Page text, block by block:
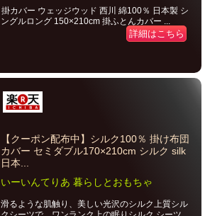
掛カバー ウェッジウッド 西川 綿100％ 日本製 シ
ングルロング 150×210cm 掛ふとんカバー ...
詳細はこちら
【クーポン配布中】シルク100％ 掛け布団
カバー セミダブル170×210cm シルク silk
日本...
いーいんてりあ 暮らしとおもちゃ
滑るような肌触り、美しい光沢のシルク上質シル